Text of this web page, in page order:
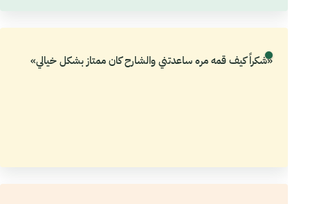
«شكراً كيف قمه مره ساعدتني والشارح كان ممتاز بشكل خيالي»